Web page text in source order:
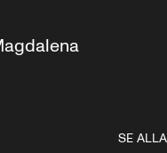
SE ALLA